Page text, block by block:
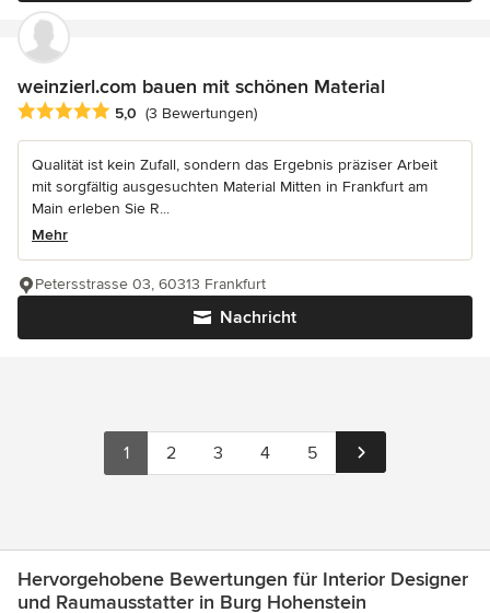
weinzierl.com bauen mit schönen Material
Durchschnittliche Bewertung: 5 von 5 Sternen
5,0 (3 Bewertungen)
Qualität ist kein Zufall, sondern das Ergebnis präziser Arbeit
mit sorgfältig ausgesuchten Material Mitten in Frankfurt am
Main erleben Sie R...
Mehr
Nachricht
Petersstrasse 03, 60313 Frankfurt
1 2 3 4 5
Hervorgehobene Bewertungen für Interior Designer
und Raumausstatter in Burg Hohenstein